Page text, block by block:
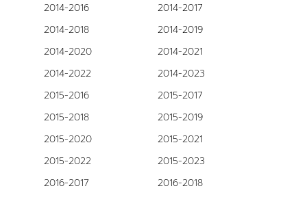
2014-2016
2014-2017
2014-2018
2014-2019
2014-2020
2014-2021
2014-2022
2014-2023
2015-2016
2015-2017
2015-2018
2015-2019
2015-2020
2015-2021
2015-2022
2015-2023
2016-2017
2016-2018